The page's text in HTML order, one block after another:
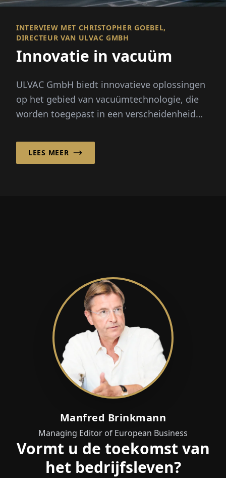
INTERVIEW MET CHRISTOPHER GOEBEL,
DIRECTEUR VAN ULVAC GMBH
Innovatie in vacuüm
ULVAC GmbH biedt innovatieve oplossingen
op het gebied van vacuümtechnologie, die
worden toegepast in een verscheidenheid
halfgeleidend...
LEES MEER
Manfred Brinkmann
Managing Editor of European Business
Vormt u de toekomst van
het bedrijfsleven?